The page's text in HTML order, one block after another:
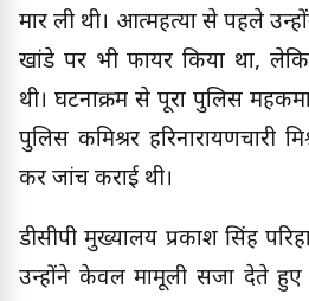
मार ली थी। आत्महत्या से पहले
खांडे पर भी फायर किया था,
थी। घटनाक्रम से पूरा पुलिस
पुलिस कमिश्रर हरिनारायणचारी
कर जांच कराई थी।
डीसीपी मुख्यालय प्रकाश सिंह
उन्होंने केवल मामूली सजा देते